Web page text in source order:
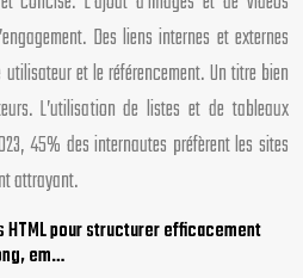
Des liens internes et externes
et le référencement. Un titre bien
L’utilisation de listes et de tableaux
45% des internautes préfèrent les sites
attrayant.
pour structurer efficacement
em…